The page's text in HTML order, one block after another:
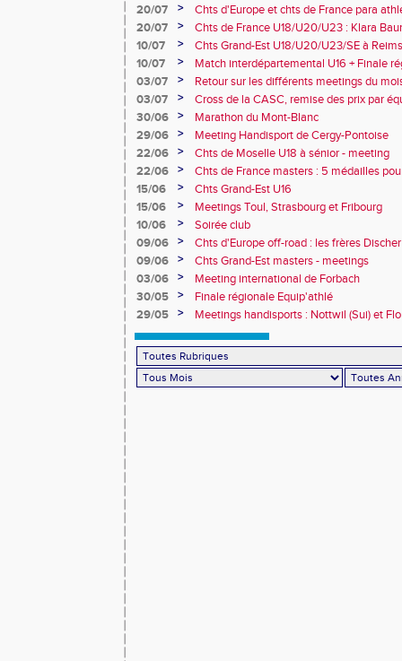
20/07
>
Chts d'Europe et chts de France para
champion d'Europe et multiples
20/07 >
Chts de France U18/U20/U23 : Klara
10e
10/07 >
Chts Grand-Est U18/U20/U23/SE à
10/07
>
Match interdépartemental U16 + Finale
Obernai
03/07 >
Retour sur les différents meetings du
03/07
>
Cross de la CASC, remise des prix par
collèges
30/06 >
Marathon du Mont-Blanc
29/06
>
Meeting Handisport de Cergy-Pontoise
22/06
>
Chts de Moselle U18 à sénior - meeting
22/06
>
Chts de France masters : 5 médailles
15/06
>
Chts Grand-Est U16
15/06
>
Meetings Toul, Strasbourg et Fribourg
10/06
>
Soirée club
09/06
>
Chts d'Europe off-road : les frères
09/06
>
Chts Grand-Est masters - meetings
03/06
>
Meeting international de Forbach
30/05
>
Finale régionale Equip'athlé
29/05
> Meetings handisports : Nottwil (Sui) et